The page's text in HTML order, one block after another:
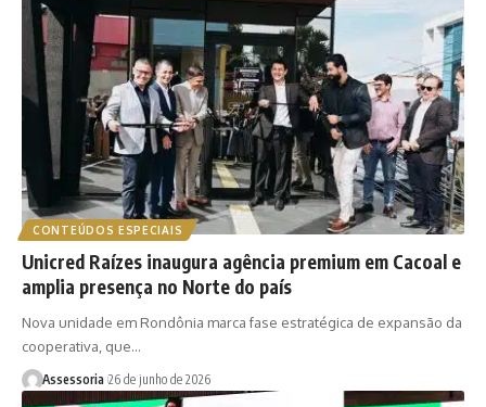
CONTEÚDOS ESPECIAIS
Unicred Raízes inaugura agência premium em Cacoal e
amplia presença no Norte do país
Nova unidade em Rondônia marca fase estratégica de expansão da
cooperativa, que…
Assessoria 26 de junho de 2026